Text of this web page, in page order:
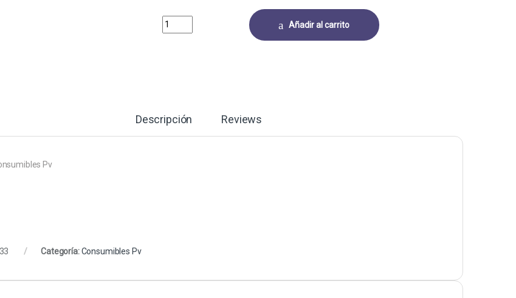
ROLLO ETIQUETAS ZEBRA PAPEL 1.25 PULG X 1.00 PULG NUCLEO 1 PULG
Añadir al carrito
Descripción Reviews
Pv
Categoría:Consumibles Pv